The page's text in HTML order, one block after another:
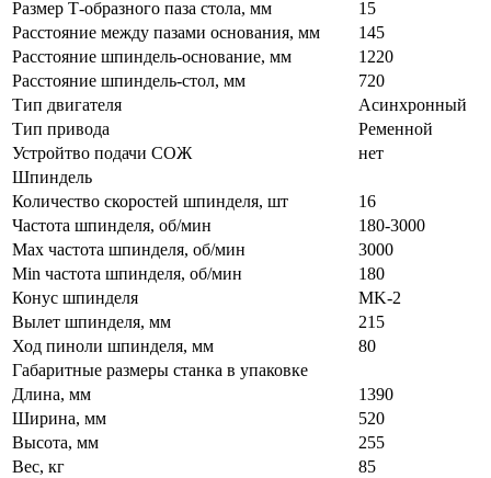
Размер Т-образного паза стола, мм
15
Расстояние между пазами основания, мм
145
Расстояние шпиндель-основание, мм
1220
Расстояние шпиндель-стол, мм
720
Тип двигателя
Асинхронный
Тип привода
Ременной
Устройтво подачи СОЖ
нет
Шпиндель
Количество скоростей шпинделя, шт
16
Частота шпинделя, об/мин
180-3000
Max частота шпинделя, об/мин
3000
Min частота шпинделя, об/мин
180
Конус шпинделя
MK-2
Вылет шпинделя, мм
215
Ход пиноли шпинделя, мм
80
Габаритные размеры станка в упаковке
Длина, мм
1390
Ширина, мм
520
Высота, мм
255
Вес, кг
85